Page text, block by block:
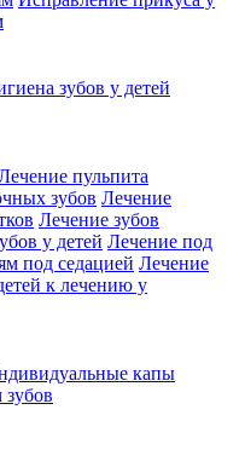
зубов у детей
пульпита
зубов Лечение
Лечение зубов
у детей Лечение под
под седацией Лечение
к лечению у
капы